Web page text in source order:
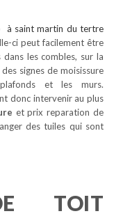
à saint martin du tertre
ci peut facilement être
les combles, sur la
signes de moisissure
et les murs.
donc intervenir au plus
et prix reparation de
des tuiles qui sont
TOIT